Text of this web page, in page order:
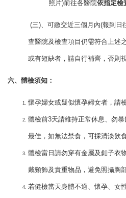
照片)前往各醫院依指定檢
(三)、可繳交近三個月內(報到日
查醫院及檢查項目仍需符合上述
或有短缺者，請自行補齊，否則
六、體檢須知：
懷孕婦女或疑似懷孕婦女者，請
體檢前3天請維持正常休息、勿
最佳，如無法禁食，可採清淡飲食
體檢當日請勿穿有金屬及釦子衣
戴頸飾及貴重物品，避免照攝胸
若健檢當天身體不適、懷孕、女